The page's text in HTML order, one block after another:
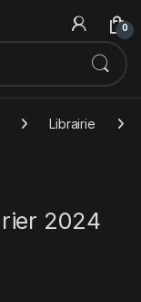
0
Librairie
2024